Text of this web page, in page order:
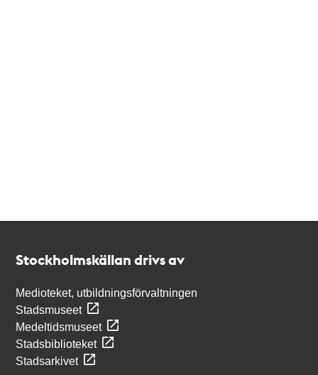
Stockholmskällan drivs av
Medioteket, utbildningsförvaltningen
Stadsmuseet
Medeltidsmuseet
Stadsbiblioteket
Stadsarkivet